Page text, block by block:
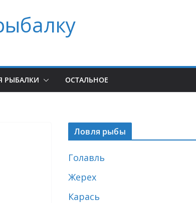
РЫБАЛКИ ОСТАЛЬНОЕ
Ловля рыбы
Голавль
Жерех
Карась